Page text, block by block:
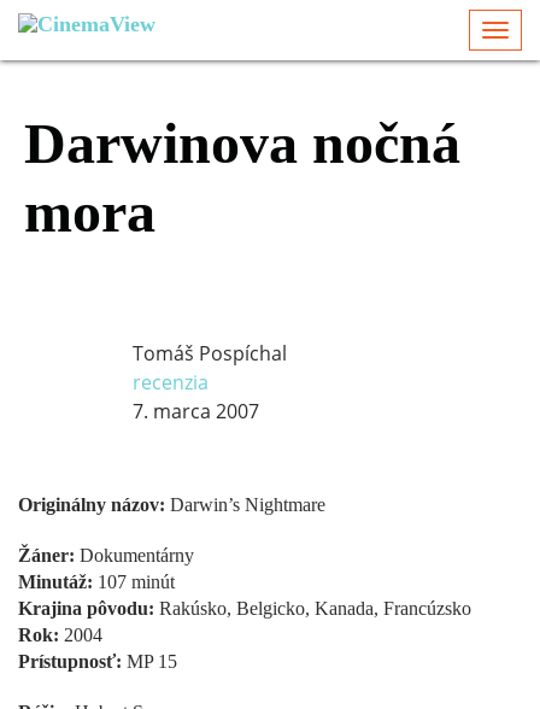
Darwinova nočná
mora
Tomáš Pospíchal
recenzia
7. marca 2007
Originálny názov: Darwin’s Nightmare
Žáner: Dokumentárny
Minutáž: 107 minút
Krajina pôvodu: Rakúsko, Belgicko, Kanada, Francúzsko
Rok: 2004
Prístupnosť: MP 15